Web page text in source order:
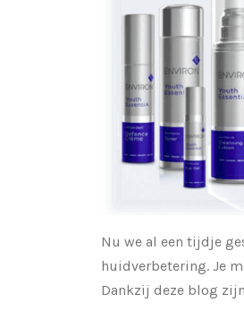
Nu we al een tijdje
huidverbetering. Je
Dankzij deze blog